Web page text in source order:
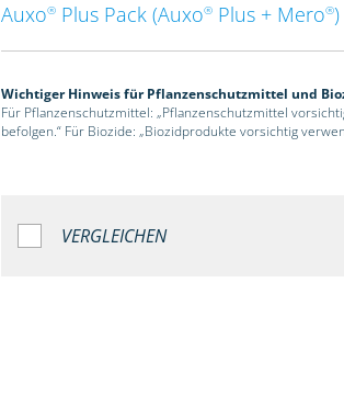
Auxo® Plus Pack (Auxo® Plus + Mero®)
Wichtiger Hinweis für Pflanzenschutzmittel und
Für Pflanzenschutzmittel: „Pflanzenschutzmittel
befolgen.“ Für Biozide: „Biozidprodukte vorsichtig
VERGLEICHEN